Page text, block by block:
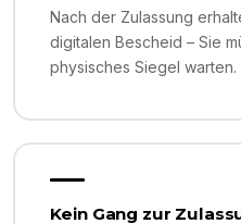
Nach der Zulassung
digitalen Bescheid – Sie
physisches Siegel warten.
Kein Gang zur